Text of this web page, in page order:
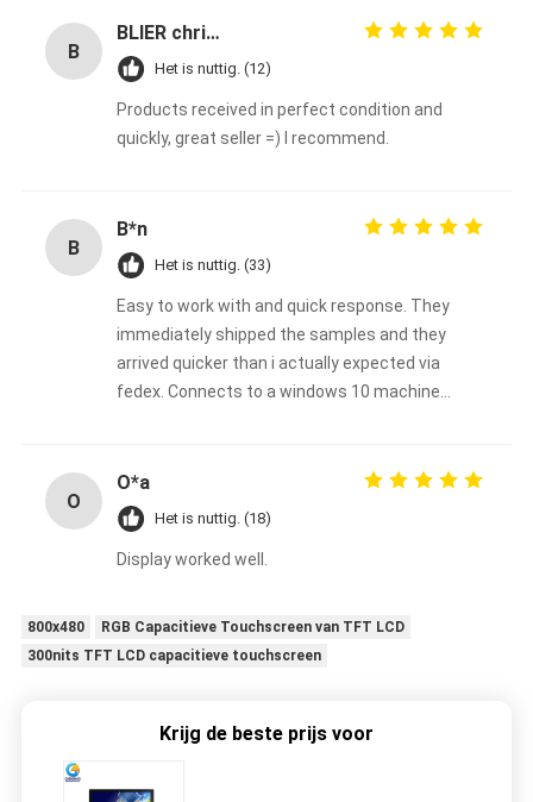
B
BLIER christophe
Het is nuttig. (12)
Products received in perfect condition and
quickly, great seller =) I recommend.
B
B*n
Het is nuttig. (33)
Easy to work with and quick response. They
immediately shipped the samples and they
arrived quicker than i actually expected via
fedex. Connects to a windows 10 machine
O
O*a
Het is nuttig. (18)
Display worked well.
800x480
RGB Capacitieve Touchscreen van TFT LCD
300nits TFT LCD capacitieve touchscreen
Krijg de beste prijs voor